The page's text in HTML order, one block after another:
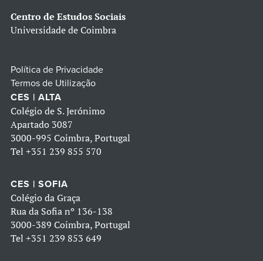
Centro de Estudos Sociais
Universidade de Coimbra
Política de Privacidade
Termos de Utilização
CES | ALTA
Colégio de S. Jerónimo
Apartado 3087
3000-995 Coimbra, Portugal
Tel +351 239 855 570
CES | SOFIA
Colégio da Graça
Rua da Sofia nº 136-138
3000-389 Coimbra, Portugal
Tel +351 239 853 649